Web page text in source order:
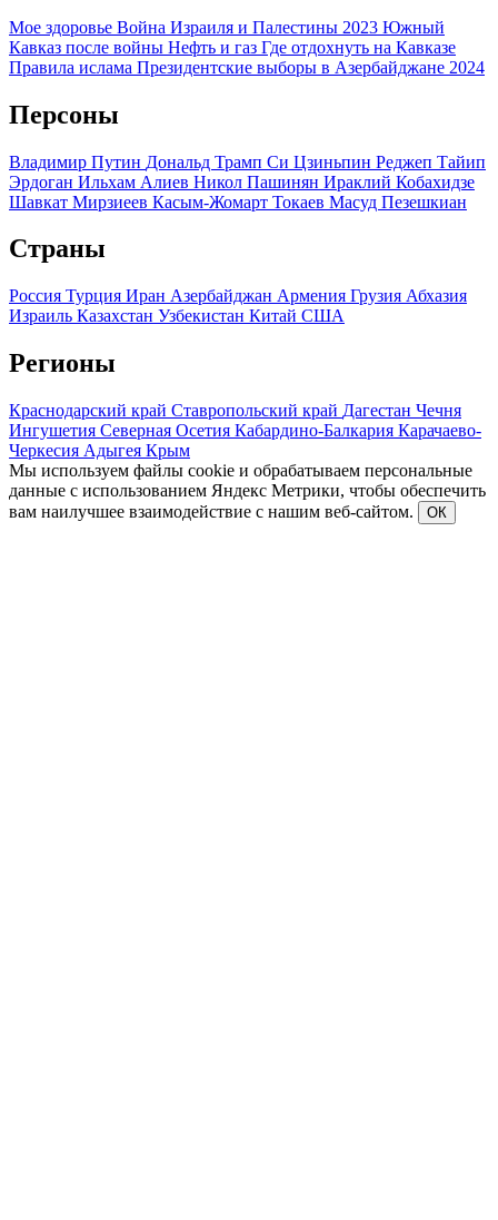
Мое здоровье Война Израиля и Палестины 2023 Южный
Кавказ после войны Нефть и газ Где отдохнуть на Кавказе
Правила ислама Президентские выборы в Азербайджане 2024
Персоны
Владимир Путин Дональд Трамп Си Цзиньпин Реджеп Тайип
Эрдоган Ильхам Алиев Никол Пашинян Ираклий Кобахидзе
Шавкат Мирзиеев Касым-Жомарт Токаев Масуд Пезешкиан
Страны
Россия Турция Иран Азербайджан Армения Грузия Абхазия
Израиль Казахстан Узбекистан Китай США
Регионы
Краснодарский край Ставропольский край Дагестан Чечня
Ингушетия Северная Осетия Кабардино-Балкария Карачаево-
Черкесия Адыгея Крым
Мы используем файлы cookie и обрабатываем персональные
данные с использованием Яндекс Метрики, чтобы обеспечить
вам наилучшее взаимодействие с нашим веб-сайтом.
ОК